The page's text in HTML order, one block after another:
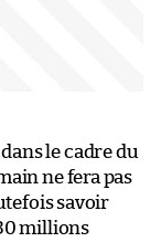
le cadre du
ne fera pas
savoir
millions